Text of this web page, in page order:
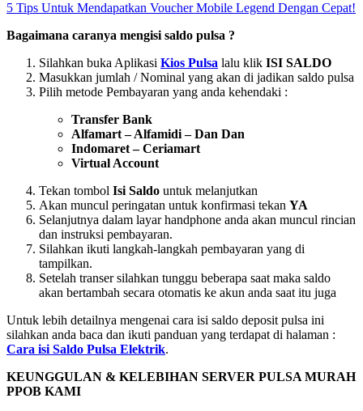
5 Tips Untuk Mendapatkan Voucher Mobile Legend Dengan Cepat!
Bagaimana caranya mengisi saldo pulsa ?
Silahkan buka Aplikasi Kios Pulsa lalu klik ISI SALDO
Masukkan jumlah / Nominal yang akan di jadikan saldo pulsa
Pilih metode Pembayaran yang anda kehendaki :
Transfer Bank
Alfamart – Alfamidi – Dan Dan
Indomaret – Ceriamart
Virtual Account
Tekan tombol Isi Saldo untuk melanjutkan
Akan muncul peringatan untuk konfirmasi tekan YA
Selanjutnya dalam layar handphone anda akan muncul rincian
dan instruksi pembayaran.
Silahkan ikuti langkah-langkah pembayaran yang di
tampilkan.
Setelah transer silahkan tunggu beberapa saat maka saldo
akan bertambah secara otomatis ke akun anda saat itu juga
Untuk lebih detailnya mengenai cara isi saldo deposit pulsa ini
silahkan anda baca dan ikuti panduan yang terdapat di halaman :
Cara isi Saldo Pulsa Elektrik.
KEUNGGULAN & KELEBIHAN SERVER PULSA MURAH
PPOB KAMI